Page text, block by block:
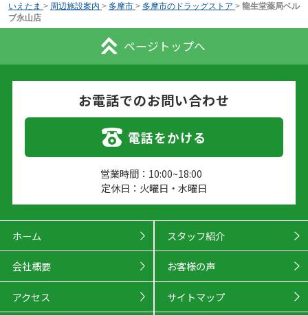
いえたま > 周辺施設案内 > 多摩市 > 多摩市のドラッグストア > 龍生堂薬局ベル
ブ永山店
ページトップへ
お電話でのお問い合わせ
電話をかける
営業時間：10:00~18:00
定休日：火曜日・水曜日
ホーム スタッフ紹介
会社概要 お客様の声
アクセス サイトマップ